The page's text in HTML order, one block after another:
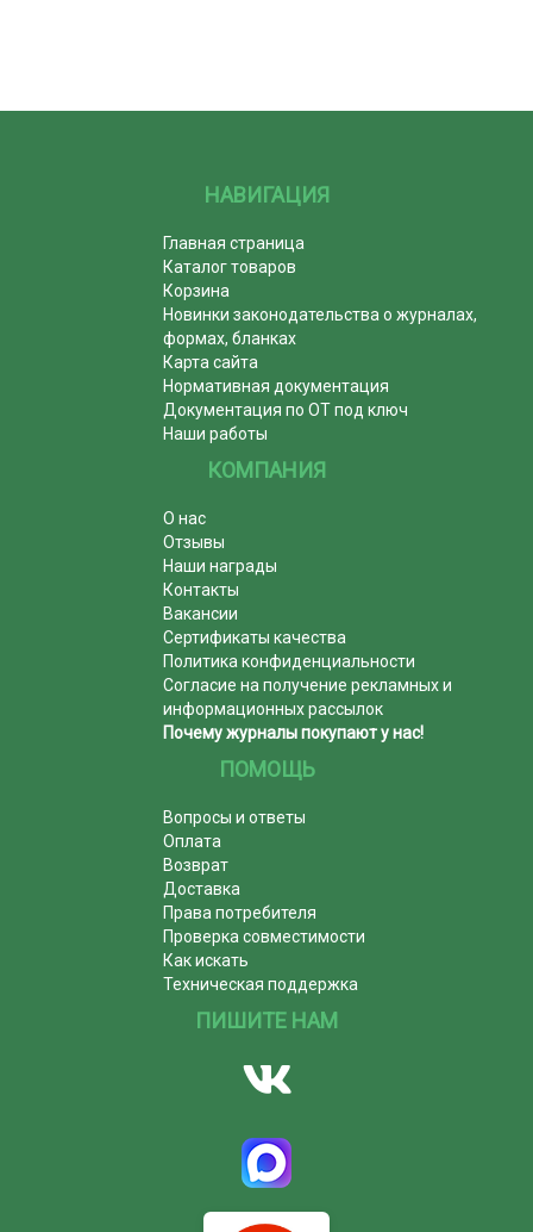
НАВИГАЦИЯ
Главная страница
Каталог товаров
Корзина
Новинки законодательства о журналах,
формах, бланках
Карта сайта
Нормативная документация
Документация по ОТ под ключ
Наши работы
КОМПАНИЯ
О нас
Отзывы
Наши награды
Контакты
Вакансии
Сертификаты качества
Политика конфиденциальности
Согласие на получение рекламных и
информационных рассылок
Почему журналы покупают у нас!
ПОМОЩЬ
Вопросы и ответы
Оплата
Возврат
Доставка
Права потребителя
Проверка совместимости
Как искать
Техническая поддержка
ПИШИТЕ НАМ